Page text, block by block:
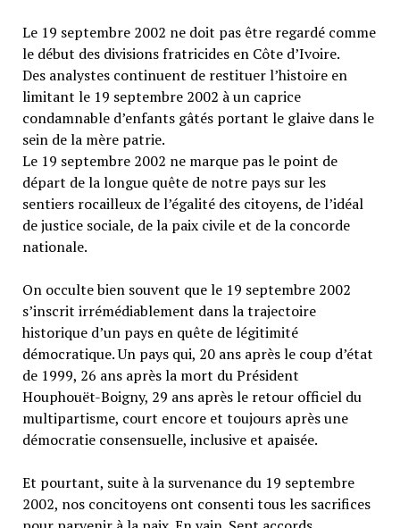
Le 19 septembre 2002 ne doit pas être regardé comme
le début des divisions fratricides en Côte d’Ivoire.
Des analystes continuent de restituer l’histoire en
limitant le 19 septembre 2002 à un caprice
condamnable d’enfants gâtés portant le glaive dans le
sein de la mère patrie.
Le 19 septembre 2002 ne marque pas le point de
départ de la longue quête de notre pays sur les
sentiers rocailleux de l’égalité des citoyens, de l’idéal
de justice sociale, de la paix civile et de la concorde
nationale.
On occulte bien souvent que le 19 septembre 2002
s’inscrit irrémédiablement dans la trajectoire
historique d’un pays en quête de légitimité
démocratique. Un pays qui, 20 ans après le coup d’état
de 1999, 26 ans après la mort du Président
Houphouët-Boigny, 29 ans après le retour officiel du
multipartisme, court encore et toujours après une
démocratie consensuelle, inclusive et apaisée.
Et pourtant, suite à la survenance du 19 septembre
2002, nos concitoyens ont consenti tous les sacrifices